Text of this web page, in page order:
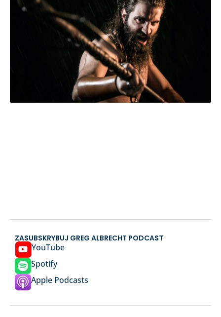
ZASUBSKRYBUJ GREG ALBRECHT PODCAST
YouTube
Spotify
Apple Podcasts